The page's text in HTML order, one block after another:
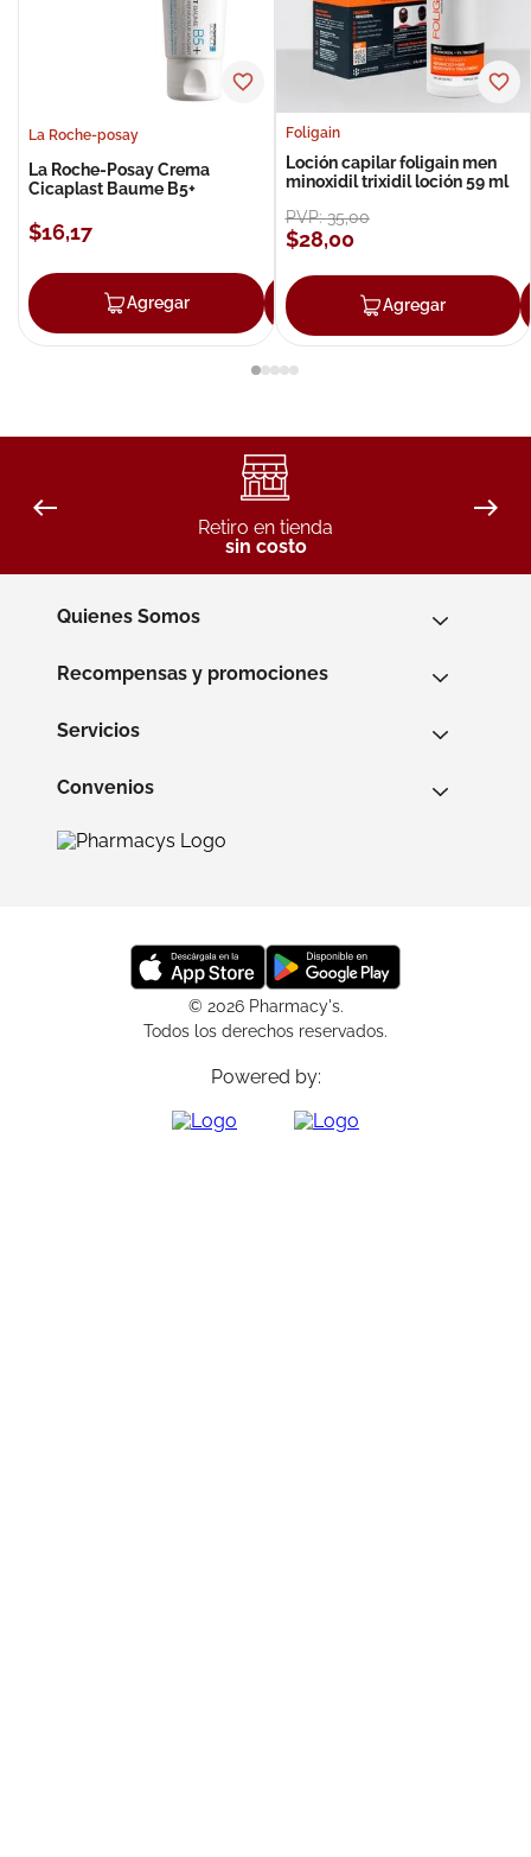
La Roche-posay
La Roche-Posay Crema
Cicaplast Baume B5+
$16,17
Agregar Agregar
Foligain
Loción capilar foligain men
minoxidil trixidil loción 59 ml
PVP:35,00
$28,00
Agregar
Retiro en tienda
sin costo
Quienes Somos
Recompensas y promociones
Servicios
Convenios
© 2026 Pharmacy's.
Todos los derechos reservados.
Powered by: